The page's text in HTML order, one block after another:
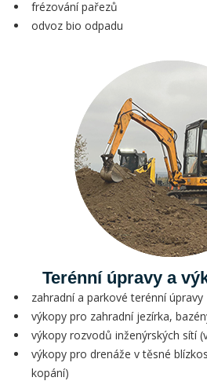
frézování pařezů
odvoz bio odpadu
Terénní úpravy a
zahradní a parkové terénní úpravy
výkopy pro zahradní jezírka,
výkopy rozvodů inženýrských sítí
výkopy pro drenáže v těsné
kopání)